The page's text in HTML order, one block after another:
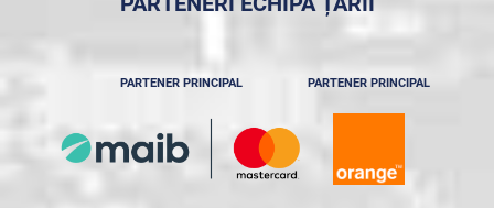
PARTENER PRINCIPAL PARTENER PRINCIPAL